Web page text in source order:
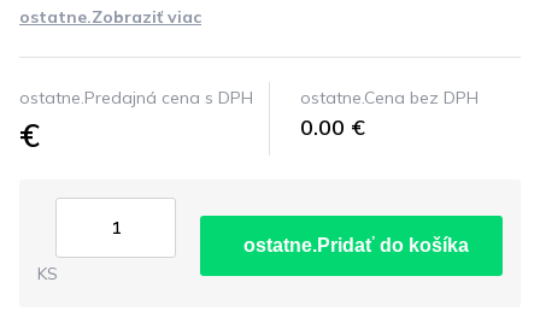
ostatne.Zobraziť viac
ostatne.Predajná cena s DPH
€
ostatne.Cena bez DPH
0.00 €
KS
ostatne.Pridať do košíka